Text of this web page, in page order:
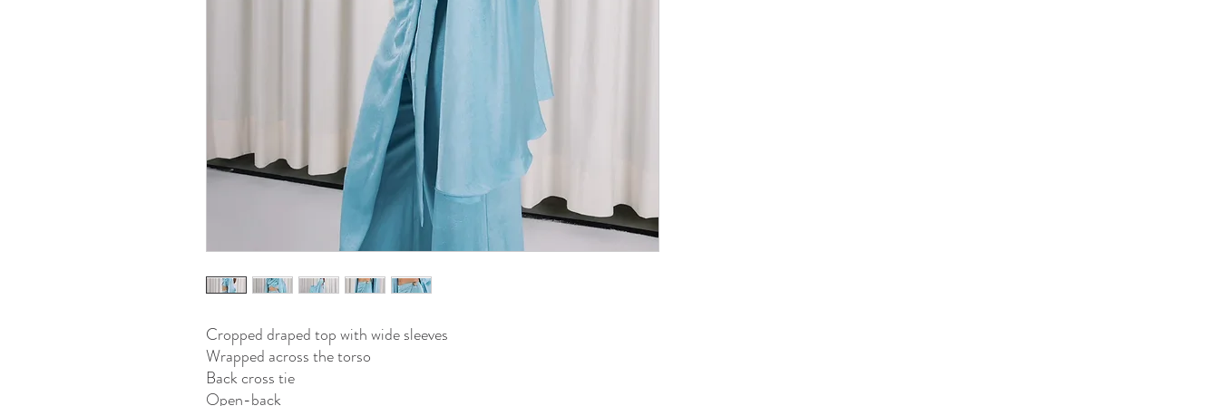
Cropped draped top with wide sleeves
Wrapped across the torso
Back cross tie
Open-back